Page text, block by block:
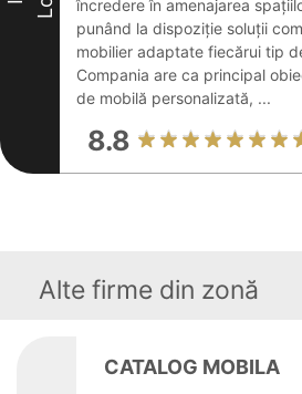
încredere în amenajarea
punând la dispoziție soluții
mobilier adaptate fiecărui tip
Compania are ca principal
de mobilă personalizată, ...
8.8
Alte firme din zonă
CATALOG MOBILA